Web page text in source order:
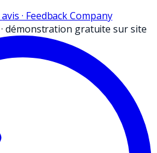
avis · Feedback Company
·démonstration gratuite sur site